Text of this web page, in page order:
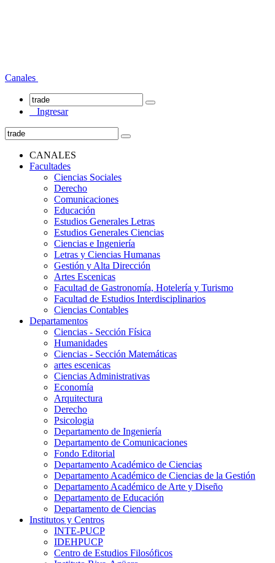
Canales
Ingresar
CANALES
Facultades
Ciencias Sociales
Derecho
Comunicaciones
Educación
Estudios Generales Letras
Estudios Generales Ciencias
Ciencias e Ingeniería
Letras y Ciencias Humanas
Gestión y Alta Dirección
Artes Escenicas
Facultad de Gastronomía, Hotelería y Turismo
Facultad de Estudios Interdisciplinarios
Ciencias Contables
Departamentos
Ciencias - Sección Física
Humanidades
Ciencias - Sección Matemáticas
artes escenicas
Ciencias Administrativas
Economía
Arquitectura
Derecho
Psicologia
Departamento de Ingeniería
Departamento de Comunicaciones
Fondo Editorial
Departamento Académico de Ciencias
Departamento Académico de Ciencias de la Gestión
Departamento Académico de Arte y Diseño
Departamento de Educación
Departamento de Ciencias
Institutos y Centros
INTE-PUCP
IDEHPUCP
Centro de Estudios Filosóficos